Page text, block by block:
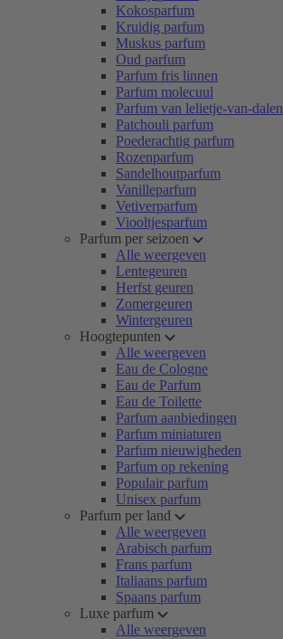
Kokosparfum
Kruidig parfum
Muskus parfum
Oud parfum
Parfum fris linnen
Parfum molecuul
Parfum van lelietje-van-dalen
Patchouli parfum
Poederachtig parfum
Rozenparfum
Sandelhoutparfum
Vanilleparfum
Vetiverparfum
Viooltjesparfum
Parfum per seizoen
Alle weergeven
Lentegeuren
Herfst geuren
Zomergeuren
Wintergeuren
Hoogtepunten
Alle weergeven
Eau de Cologne
Eau de Parfum
Eau de Toilette
Parfum aanbiedingen
Parfum miniaturen
Parfum nieuwigheden
Parfum op rekening
Populair parfum
Unisex parfum
Parfum per land
Alle weergeven
Arabisch parfum
Frans parfum
Italiaans parfum
Spaans parfum
Luxe parfum
Alle weergeven